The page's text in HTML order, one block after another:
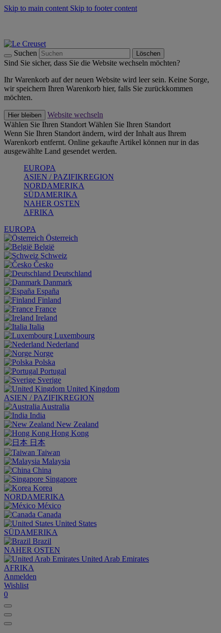
Skip to main content Skip to footer content
Suchen Löschen
Sind Sie sicher, dass Sie die Website wechseln möchten?
Ihr Warenkorb auf der neuen Website wird leer sein. Keine Sorge,
wir speichern Ihren Warenkorb hier, falls Sie zurückkommen
möchten.
Hier bleiben
Website wechseln
Wählen Sie Ihren Standort Wählen Sie Ihren Standort
Wenn Sie Ihren Standort ändern, wird der Inhalt aus Ihrem
Warenkorb entfernt. Online gekaufte Artikel können nur in das
ausgewählte Land gesendet werden.
EUROPA
ASIEN / PAZIFIKREGION
NORDAMERIKA
SÜDAMERIKA
NAHER OSTEN
AFRIKA
EUROPA
Österreich
België
Schweiz
Česko
Deutschland
Danmark
España
Finland
France
Ireland
Italia
Luxembourg
Nederland
Norge
Polska
Portugal
Sverige
United Kingdom
ASIEN / PAZIFIKREGION
Australia
India
New Zealand
Hong Kong
日本
Taiwan
Malaysia
China
Singapore
Korea
NORDAMERIKA
México
Canada
United States
SÜDAMERIKA
Brazil
NAHER OSTEN
United Arab Emirates
AFRIKA
Anmelden
Wishlist
0